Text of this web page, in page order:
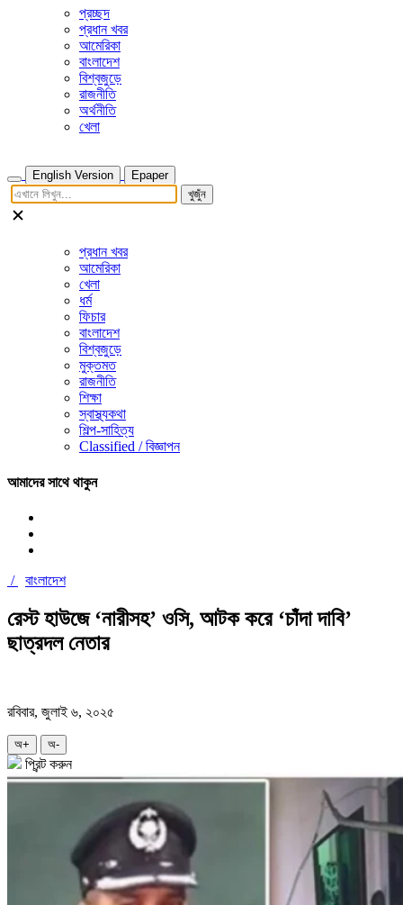
প্রচ্ছদ
প্রধান খবর
আমেরিকা
বাংলাদেশ
বিশ্বজুড়ে
রাজনীতি
অর্থনীতি
খেলা
English Version
Epaper
খুজুঁন
প্রধান খবর
আমেরিকা
খেলা
ধর্ম
ফিচার
বাংলাদেশ
বিশ্বজুড়ে
মুক্তমত
রাজনীতি
শিক্ষা
স্বাস্থ্যকথা
শিল্প-সাহিত্য
Classified / বিজ্ঞাপন
আমাদের সাথে থাকুন
/ বাংলাদেশ
রেস্ট হাউজে ‘নারীসহ’ ওসি, আটক করে ‘চাঁদা দাবি’
ছাত্রদল নেতার
রবিবার, জুলাই ৬, ২০২৫
অ+ অ-
প্রিন্ট করুন